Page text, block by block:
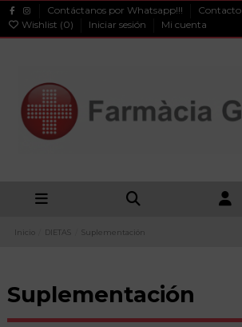
Contáctanos por Whatsapp!!! Contacto
Wishlist (0) Iniciar sesión Mi cuenta
Inicio DIETAS Suplementación
Suplementación